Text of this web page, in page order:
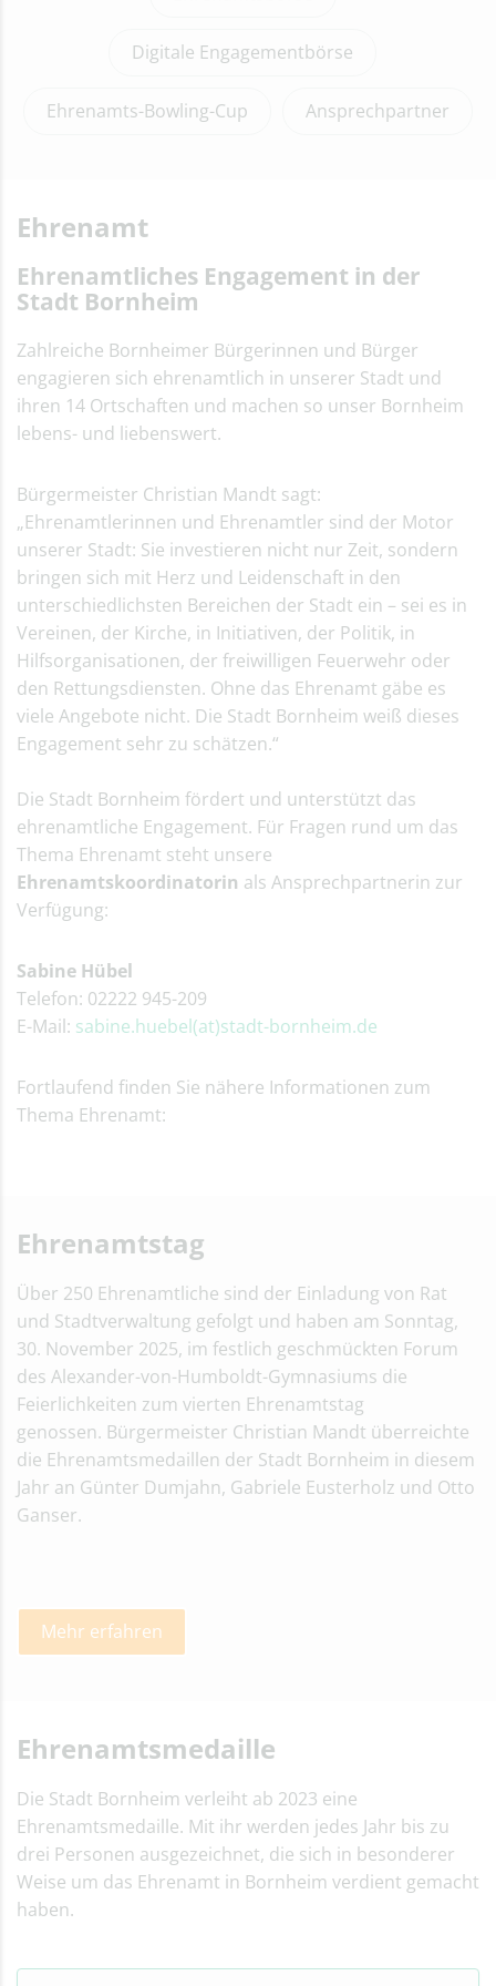
Pflegeberatung
Inklusion – Mittendrinn statt nur
dabei
Informationen, Ressourcen und
Anlaufstellen
Pflegegrad und Pflegeberatung
Schwerbehindertenausweis
Inklusives Kinder- und
Jugendhilfegesetz
Unterbringung und Betreuung
von Flüchtlingen
Integrationsausschuss
Jede Jeck es anders
Projektabschluss
Sachspenden für Flüchtlinge
Ehrenamtliche Flüchtlingshilfe in
Bornheim
Integrationsausschuss
Gleichstellung
Ehrenamt, Ehrenamtstag,
Ehrenamtsmedaille,
Ehrenamtskarte &
Ehrenamtsbörse
Ehrenamtstag
Ehrenamtsmedaille der Stadt
Bornheim
Ehrenamtskarte NRW
Lokale Agenda in Bornheim
Arbeitskreis Stadtbild
Seniorenbeirat
Digitale Engagementbörse
Ehrenamts-Bowling-Cup Ansprechpartner
Ehrenamt
Ehrenamtliches Engagement in der
Stadt Bornheim
Zahlreiche Bornheimer Bürgerinnen und Bürger
engagieren sich ehrenamtlich in unserer Stadt und
ihren 14 Ortschaften und machen so unser Bornheim
lebens- und liebenswert.
Bürgermeister Christian Mandt sagt:
„Ehrenamtlerinnen und Ehrenamtler sind der Motor
unserer Stadt: Sie investieren nicht nur Zeit, sondern
bringen sich mit Herz und Leidenschaft in den
unterschiedlichsten Bereichen der Stadt ein – sei es in
Vereinen, der Kirche, in Initiativen, der Politik, in
Hilfsorganisationen, der freiwilligen Feuerwehr oder
den Rettungsdiensten. Ohne das Ehrenamt gäbe es
viele Angebote nicht. Die Stadt Bornheim weiß dieses
Engagement sehr zu schätzen.“
Die Stadt Bornheim fördert und unterstützt das
ehrenamtliche Engagement. Für Fragen rund um das
Thema Ehrenamt steht unsere
Ehrenamtskoordinatorin als Ansprechpartnerin zur
Verfügung:
Sabine Hübel
Telefon: 02222 945-209
E-Mail: sabine.huebel(at)stadt-bornheim.de
Fortlaufend finden Sie nähere Informationen zum
Thema Ehrenamt:
Ehrenamtstag
Über 250 Ehrenamtliche sind der Einladung von Rat
und Stadtverwaltung gefolgt und haben am Sonntag,
30. November 2025, im festlich geschmückten Forum
des Alexander-von-Humboldt-Gymnasiums die
Feierlichkeiten zum vierten Ehrenamtstag
genossen. Bürgermeister Christian Mandt überreichte
die Ehrenamtsmedaillen der Stadt Bornheim in diesem
Jahr an Günter Dumjahn, Gabriele Eusterholz und Otto
Ganser.
Mehr erfahren
Ehrenamtsmedaille
Die Stadt Bornheim verleiht ab 2023 eine
Ehrenamtsmedaille. Mit ihr werden jedes Jahr bis zu
drei Personen ausgezeichnet, die sich in besonderer
Weise um das Ehrenamt in Bornheim verdient gemacht
haben.